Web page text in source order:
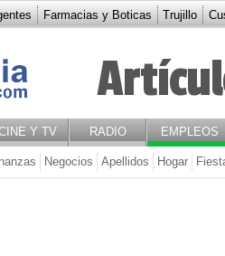
Farmacias y Boticas Trujillo
Y TV RADIO EMPLEOS
Negocios Apellidos Hogar